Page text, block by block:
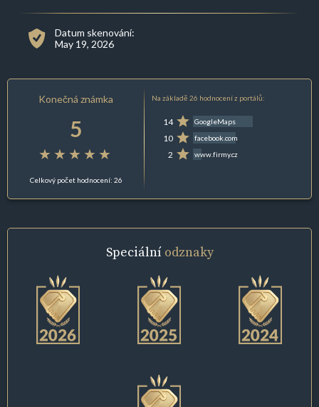
Datum skenování:
May 19, 2026
Konečná známka
5
Celkový počet hodnocení: 26
Na základě 26 hodnocení z portálů:
14 GoogleMaps
10 facebook.com
2 www.firmy.cz
Speciální odznaky